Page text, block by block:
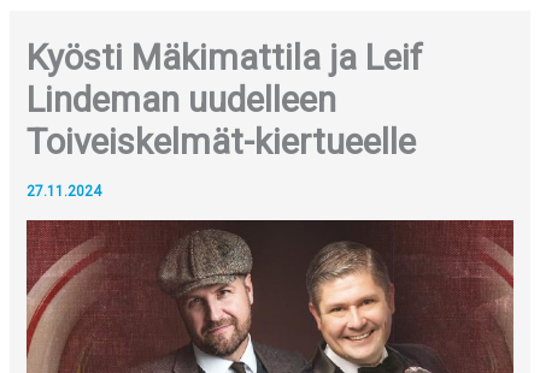
Kyösti Mäkimattila ja Leif
Lindeman uudelleen
Toiveiskelmät-kiertueelle
27.11.2024